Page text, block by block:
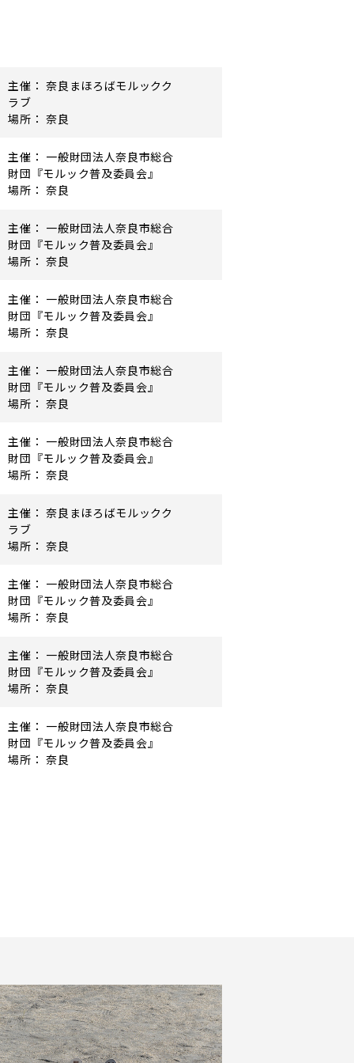
主催： 奈良まほろばモルックク
ラブ
場所： 奈良
主催： 一般財団法人奈良市総合
財団『モルック普及委員会』
場所： 奈良
主催： 一般財団法人奈良市総合
財団『モルック普及委員会』
場所： 奈良
主催： 一般財団法人奈良市総合
財団『モルック普及委員会』
場所： 奈良
主催： 一般財団法人奈良市総合
財団『モルック普及委員会』
場所： 奈良
主催： 一般財団法人奈良市総合
財団『モルック普及委員会』
場所： 奈良
主催： 奈良まほろばモルックク
ラブ
場所： 奈良
主催： 一般財団法人奈良市総合
財団『モルック普及委員会』
場所： 奈良
主催： 一般財団法人奈良市総合
財団『モルック普及委員会』
場所： 奈良
主催： 一般財団法人奈良市総合
財団『モルック普及委員会』
場所： 奈良